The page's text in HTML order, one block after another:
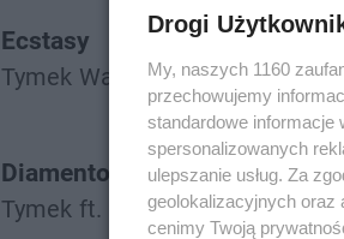
Ecstasy
Tymek Wac Toja
Diamentowe Serca
Tymek ft. Kizo Stamir
Drogi
My, naszych 1160
przechowujemy
standardowe informacje
spersonalizowanych
ulepszanie usług. Za
geolokalizacyjnych oraz
cenimy Twoją